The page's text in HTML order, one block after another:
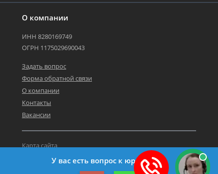
О компании
ИНН 8280169749
ОГРН 1175029690043
Задать вопрос
Форма обратной связи
О компании
Контакты
Вакансии
Карта сайта
Политика персональных данных
У вас есть вопрос к юристу?